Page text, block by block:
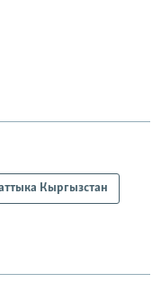
Кыргызстан